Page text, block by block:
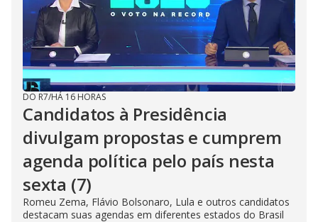
DO R7/HÁ 16 HORAS
Candidatos à Presidência
divulgam propostas e cumprem
agenda política pelo país nesta
sexta (7)
Romeu Zema, Flávio Bolsonaro, Lula e outros candidatos
destacam suas agendas em diferentes estados do Brasil